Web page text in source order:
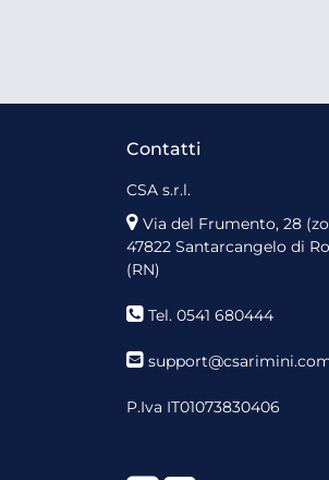
Contatti
CSA s.r.l.
Via del Frumento, 28
47822 Santarcangelo di
(RN)
Tel. 0541 680444
P.Iva IT01073830406